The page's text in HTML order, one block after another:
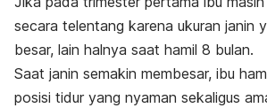
secara telentang karena ukuran janin
besar, lain halnya saat hamil 8 bulan.
Saat janin semakin membesar, ibu
posisi tidur yang nyaman sekaligus